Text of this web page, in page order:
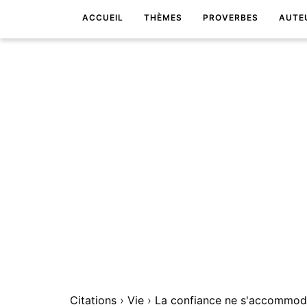
ACCUEIL THÈMES PROVERBES
Citations › Vie ›